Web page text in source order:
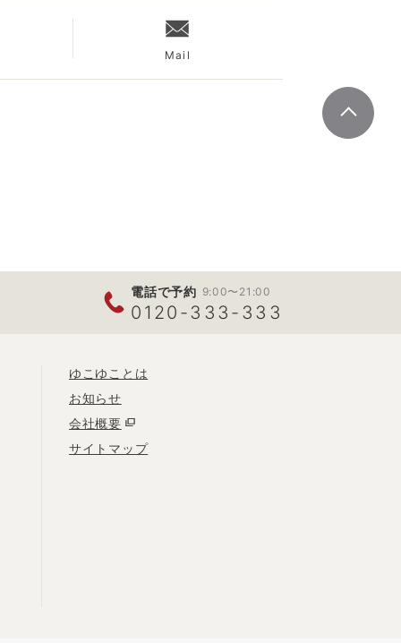
Mail
電話で予約 9:00〜21:00
0120-333-333
ゆこゆことは
お知らせ
会社概要
サイトマップ